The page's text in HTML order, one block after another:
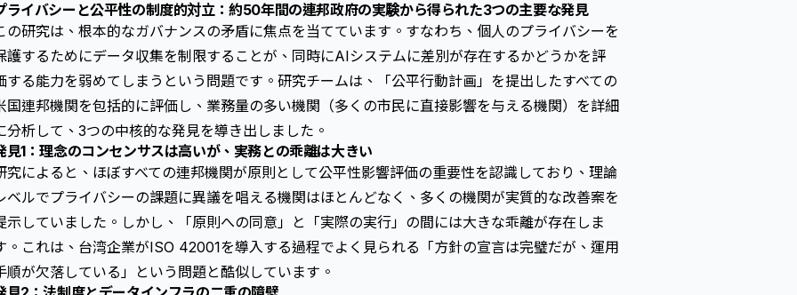
ライバシーと公平性の制度的対立：約50年間の連邦政府の実験から得られた3つの主要な発見
の研究は、根本的なガバナンスの矛盾に焦点を当てています。すなわち、個人のプライバシーを
護するためにデータ収集を制限することが、同時にAIシステムに差別が存在するかどうかを評
する能力を弱めてしまうという問題です。研究チームは、「公平行動計画」を提出したすべての
国連邦機関を包括的に評価し、業務量の多い機関（多くの市民に直接影響を与える機関）を詳細
分析して、3つの中核的な発見を導き出しました。
見1：理念のコンセンサスは高いが、実務との乖離は大きい
究によると、ほぼすべての連邦機関が原則として公平性影響評価の重要性を認識しており、理論
ベルでプライバシーの課題に異議を唱える機関はほとんどなく、多くの機関が実質的な改善案を
示していました。しかし、「原則への同意」と「実際の実行」の間には大きな乖離が存在しま
。これは、台湾企業がISO 42001を導入する過程でよく見られる「方針の宣言は完璧だが、運用
順が欠落している」という問題と酷似しています。